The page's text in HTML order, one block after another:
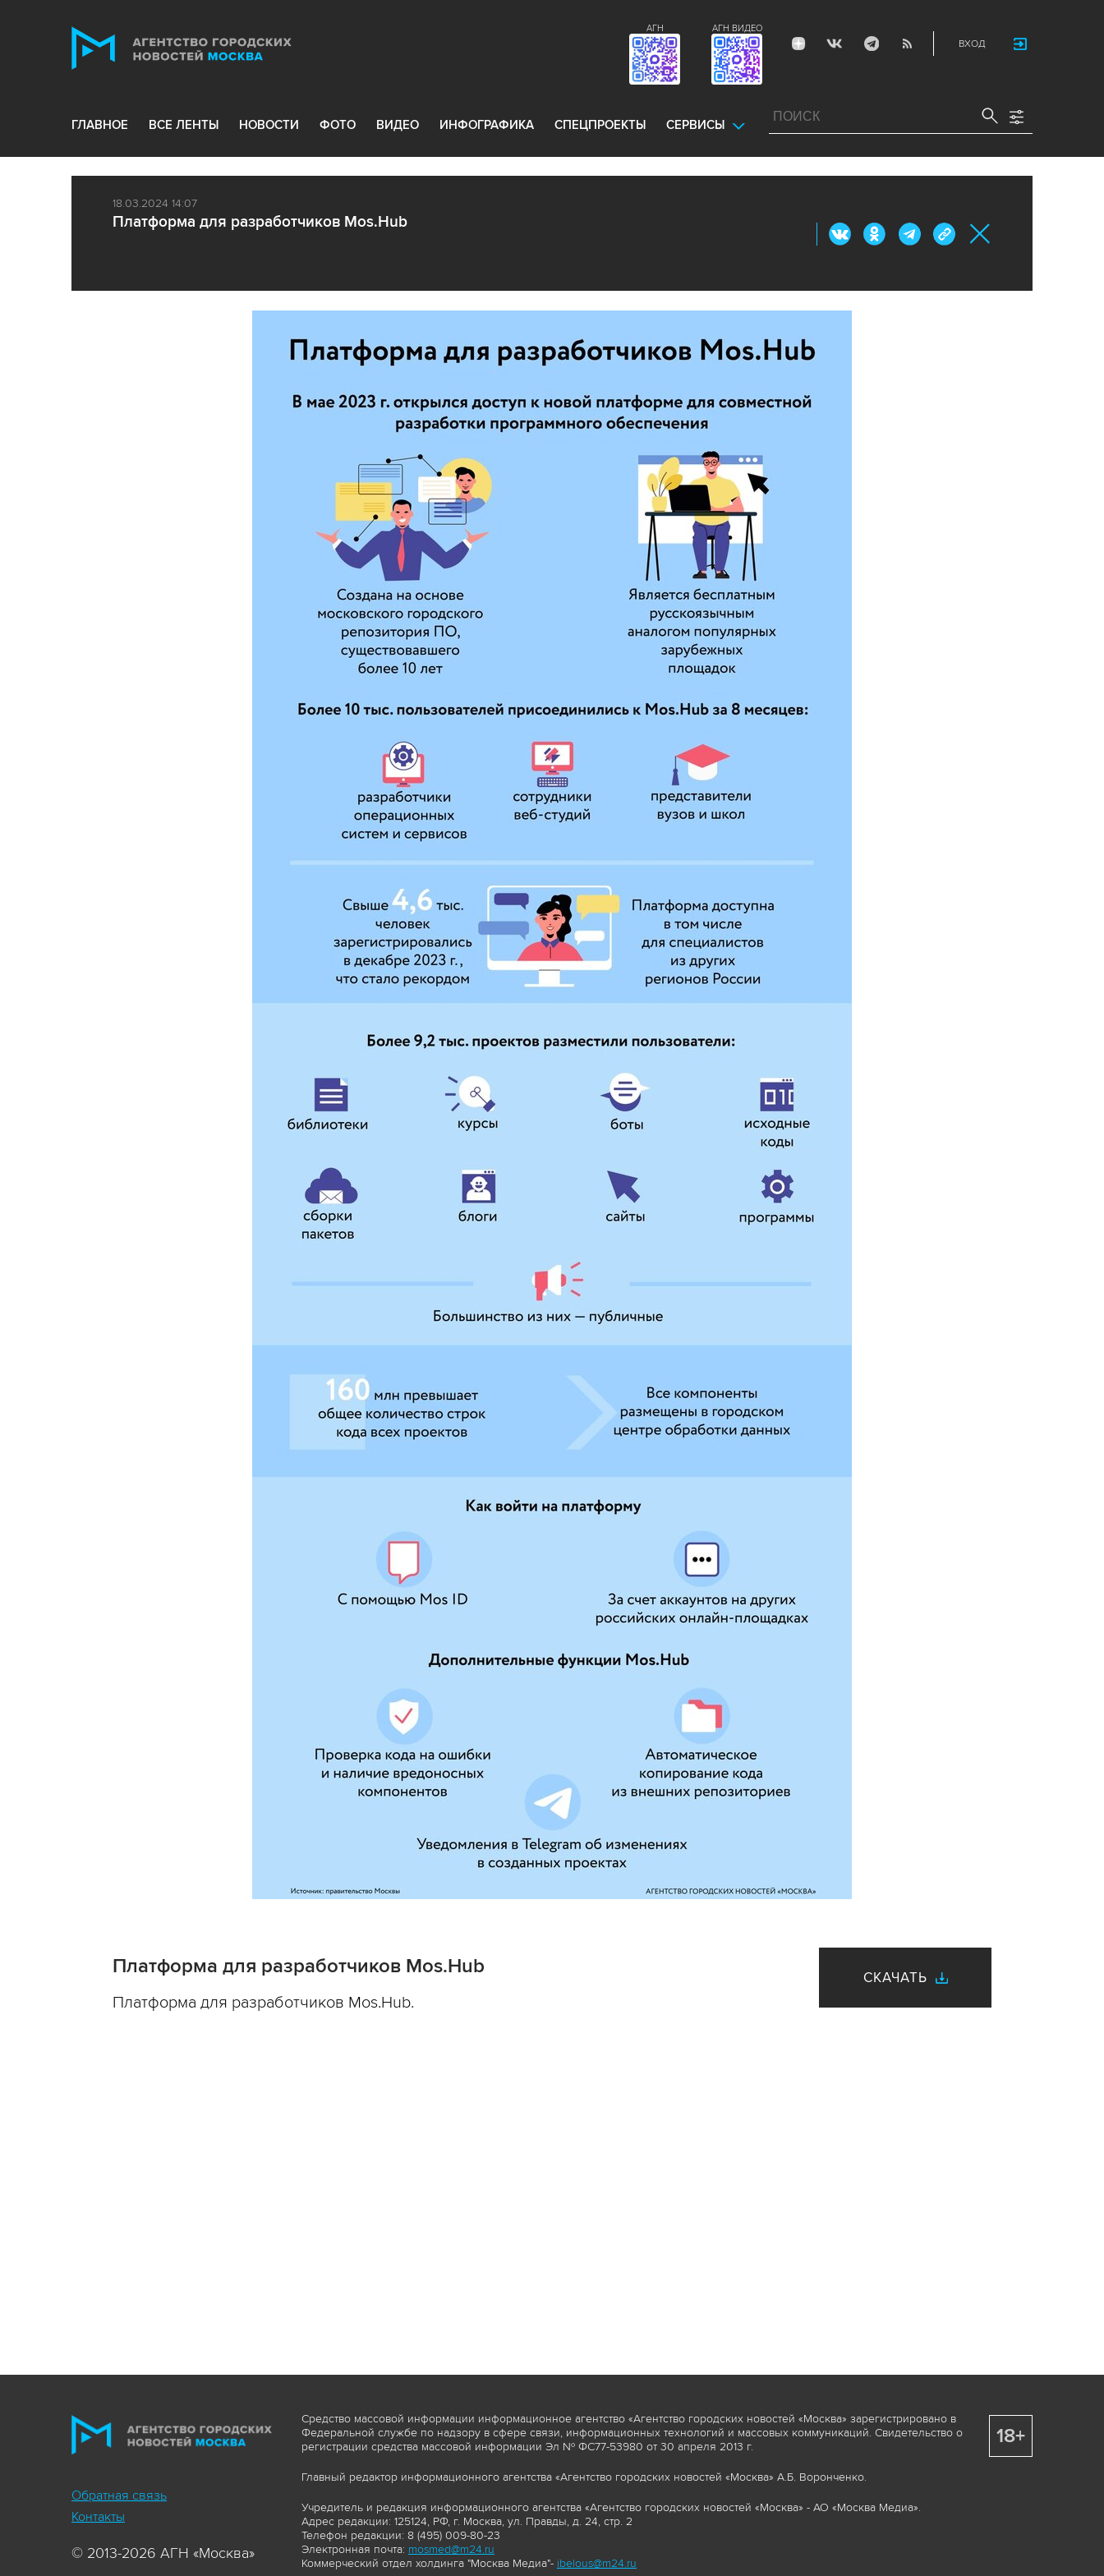
ВХОД
АГН ВИДЕО
АГН
ГЛАВНОЕ ВСЕ ЛЕНТЫ НОВОСТИ ФОТО ВИДЕО ИНФОГРАФИКА СПЕЦПРОЕКТЫ СЕРВИСЫ
18.03.2024 14:07
Платформа для разработчиков Mos.Hub
Платформа для разработчиков Mos.Hub
Платформа для разработчиков Mos.Hub.
СКАЧАТЬ
Обратная связь
Контакты
© 2013-2026 АГН «Москва»
Средство массовой информации информационное агентство «Агентство городских новостей «Москва» зарегистрировано в
Федеральной службе по надзору в сфере связи, информационных технологий и массовых коммуникаций. Свидетельство о
регистрации средства массовой информации Эл № ФС77-53980 от 30 апреля 2013 г.
Главный редактор информационного агентства «Агентство городских новостей «Москва» А.Б. Воронченко.
Учредитель и редакция информационного агентства «Агентство городских новостей «Москва» - АО «Москва Медиа».
Адрес редакции: 125124, РФ, г. Москва, ул. Правды, д. 24, стр. 2
Телефон редакции: 8 (495) 009-80-23
Электронная почта: mosmed@m24.ru
Коммерческий отдел холдинга "Москва Медиа"- ibelous@m24.ru
18+